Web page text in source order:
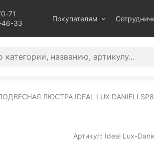
71
46-33
Покупателям
ЛЮСТРА IDEAL LUX DANIELI SP8
Артикул: Ideal Lux-